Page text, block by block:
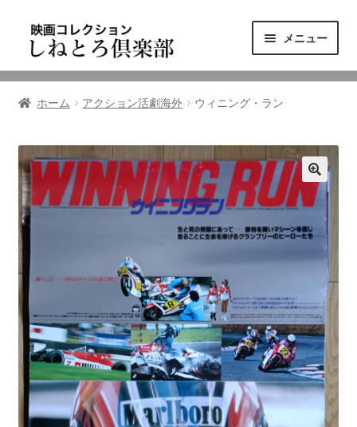
ゲ
シ
ン
へ
ス
キ
ッ
プ
テ
ツ
ス
キ
ッ
プ
メニュー
ニュース
東三河の映画館
しねとろ倶楽部について
リンクの旅
ホーム アクション活劇海外 ウィニング・ラン